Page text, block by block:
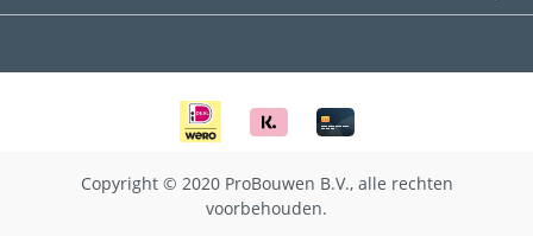
Copyright © 2020 ProBouwen B.V., alle rechten
voorbehouden.